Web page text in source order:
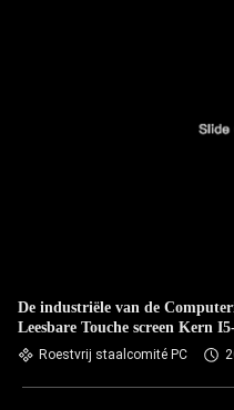
De industriële van de
Leesbare Touche screen Kern
Roestvrij staalcomité PC